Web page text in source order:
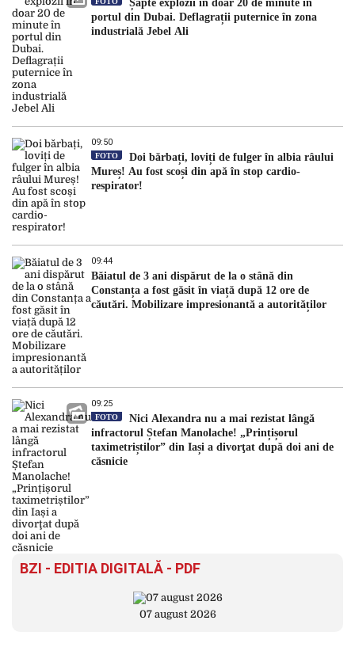
Șapte explozii în doar 20 de minute în
portul din Dubai. Deflagrații puternice în zona
industrială Jebel Ali
09:50
FOTO
Doi bărbați, loviți de fulger în albia râului
Mureș! Au fost scoși din apă în stop cardio-
respirator!
09:44
Băiatul de 3 ani dispărut de la o stână din
Constanța a fost găsit în viață după 12 ore de
căutări. Mobilizare impresionantă a autorităților
09:25
FOTO
Nici Alexandra nu a mai rezistat lângă
infractorul Ștefan Manolache! „Prințișorul
taximetriștilor” din Iași a divorţat după doi ani de
căsnicie
BZI - EDITIA DIGITALĂ - PDF
07 august 2026